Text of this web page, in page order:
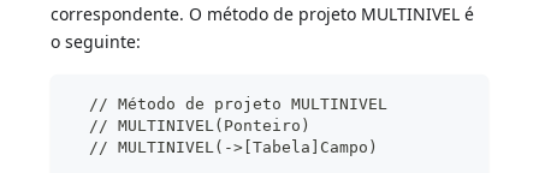
correspondente. O método de projeto MULTINIVEL é
o seguinte:
// Método de projeto MULTINIVEL
// MULTINIVEL(Ponteiro)
// MULTINIVEL(->[Tabela]Campo)